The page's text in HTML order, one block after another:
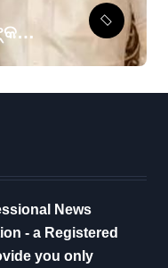
News
- a Registered
you only